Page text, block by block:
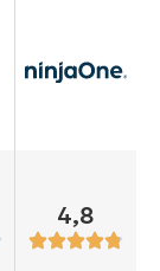
4,8